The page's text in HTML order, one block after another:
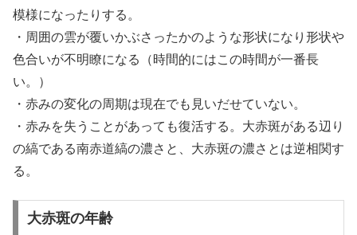
模様になったりする。
・周囲の雲が覆いかぶさったかのような形状になり形状や
色合いが不明瞭になる（時間的にはこの時間が一番長
い。）
・赤みの変化の周期は現在でも見いだせていない。
・赤みを失うことがあっても復活する。大赤斑がある辺り
の縞である南赤道縞の濃さと、大赤斑の濃さとは逆相関す
る。
大赤斑の年齢